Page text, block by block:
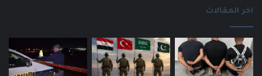
اخر المقالات